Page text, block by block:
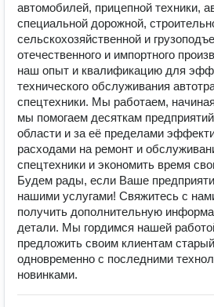
автомобилей, прицепной техники,
специальной дорожной,
сельскохозяйственной и
отечественного и импортного
наш опыт и квалификацию для
технического обслуживания
спецтехники. Мы работаем,
мы помогаем десяткам
области и за её пределами
расходами на ремонт и
спецтехники и экономить время
Будем рады, если Ваше
нашими услугами! Свяжитесь с
получить дополнительную
детали. Мы гордимся нашей
предложить своим клиентам
одновременно с последними
новинками.